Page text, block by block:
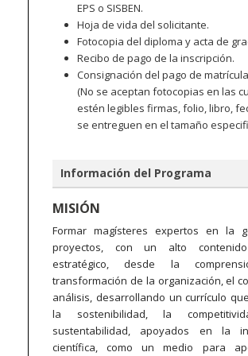
EPS o SISBEN.
Hoja de vida del solicitante.
Fotocopia del diploma y acta de
Recibo de pago de la inscripción.
Consignación del pago de
(No se aceptan fotocopias en las
estén legibles firmas, folio, libro,
se entreguen en el tamaño
Información del Programa
MISIÓN
Formar magísteres expertos en la
proyectos, con un alto
estratégico, desde la
transformación de la organización, el
análisis, desarrollando un currículo
la sostenibilidad, la
sustentabilidad, apoyados en la
científica, como un medio para